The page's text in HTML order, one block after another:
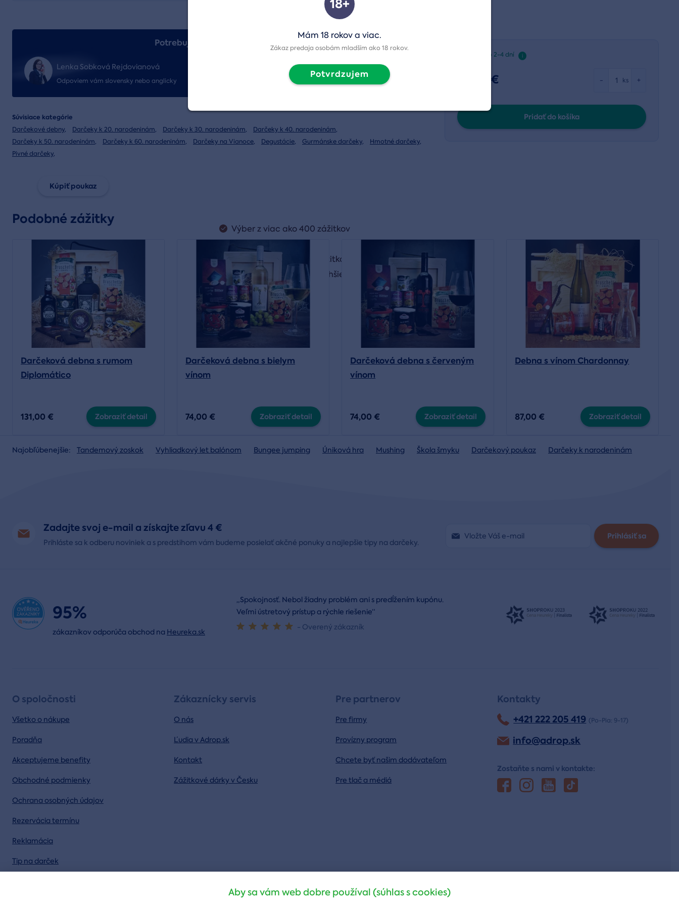
Dodanie do 2-4 dní i
- +
ks
74,00 €
Pridať do košíka
Potrebujete poradiť s výberom?
Lenka Sobková Rejdovianová
Odpoviem vám slovensky nebo anglicky
Napísať otázku
Súvisiace kategórie
Darčekové debny, Darčeky k 20. narodeninám, Darčeky k 30. narodeninám, Darčeky k 40. narodeninám,
Darčeky k 50. narodeninám, Darčeky k 60. narodeninám, Darčeky na Vianoce, Degustácie, Gurmánske darčeky, Hmotné darčeky,
Pivné darčeky,
poukaz
Výber z viac ako 400 zážitkov
Poukaz ihneď do emailu
Možnosť čerpať viac zážitkov
Možnosť doplatenia drahšieho zážitku
Kúpiť poukaz
Podobné zážitky
Darčeková debna s rumom
Diplomático
131,00 € Zobraziť detail
Darčeková debna s bielym
vínom
74,00 € Zobraziť detail
Darčeková debna s červeným
vínom
74,00 € Zobraziť detail
Debna s vínom Chardonnay
87,00 € Zobraziť detail
Najobľúbenejšie: Tandemový zoskok Vyhliadkový let balónom Bungee jumping Úniková hra Mushing Škola šmyku Darčekový poukaz Darčeky k narodeninám
Zadajte svoj e-mail a získajte zľavu 4 €
Prihláste sa k odberu noviniek a s predstihom vám budeme posielať akčné ponuky a najlepšie tipy na darčeky.
Prihlásiť sa
95%
zákazníkov odporúča obchod na Heureka.sk
„Spokojnosť. Nebol žiadny problém ani s predĺžením kupónu.
Veľmi ústretový prístup a rýchle riešenie“
- Overený zákazník
O spoločnosti
Všetko o nákupe
Poradňa
Akceptujeme benefity
Obchodné podmienky
Ochrana osobných údajov
Rezervácia termínu
Reklamácia
Tip na darček
Zákaznícky servis
O nás
Ľudia v Adrop.sk
Kontakt
Zážitkové dárky v Česku
Pre partnerov
Pre firmy
Provízny program
Chcete byť našim dodávateľom
Pre tlač a médiá
Kontakty
+421 222 205 419 (Po-Pia: 9-17)
info@adrop.sk
Zostaňte s nami v kontakte:
18+
Mám 18 rokov a viac.
Zákaz predaja osobám mladším ako 18 rokov.
Potvrdzujem
Aby sa vám web dobre používal (súhlas s cookies)